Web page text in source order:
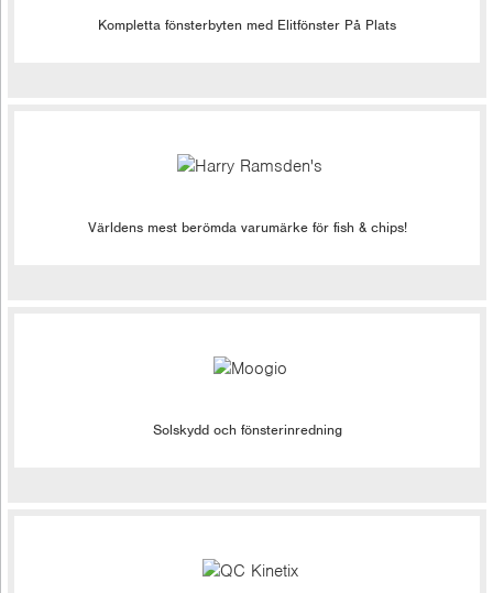
Kompletta fönsterbyten med Elitfönster På Plats
Världens mest berömda varumärke för fish & chips!
Solskydd och fönsterinredning